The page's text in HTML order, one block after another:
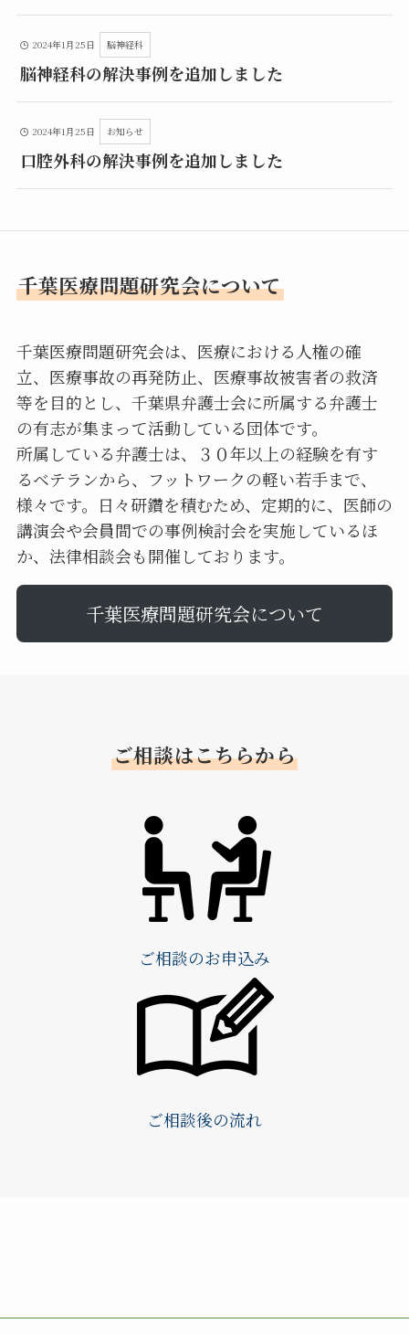
2024年1月25日 脳神経科
脳神経科の解決事例を追加しました
2024年1月25日 お知らせ
口腔外科の解決事例を追加しました
千葉医療問題研究会について
千葉医療問題研究会は、医療における人権の確
立、医療事故の再発防止、医療事故被害者の救済
等を目的とし、千葉県弁護士会に所属する弁護士
の有志が集まって活動している団体です。
所属している弁護士は、３０年以上の経験を有す
るベテランから、フットワークの軽い若手まで、
様々です。日々研鑽を積むため、定期的に、医師の
講演会や会員間での事例検討会を実施しているほ
か、法律相談会も開催しております。
千葉医療問題研究会について
ご相談はこちらから
ご相談のお申込み
ご相談後の流れ